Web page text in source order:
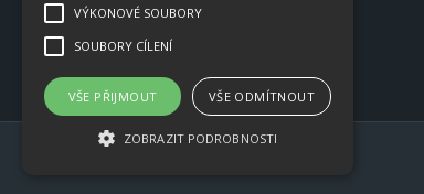
VÝKONOVÉ SOUBORY
SOUBORY CÍLENÍ
VŠE PŘIJMOUT VŠE ODMÍTNOUT
ZOBRAZIT PODROBNOSTI